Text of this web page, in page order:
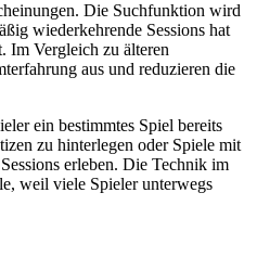
Die Suchfunktion wird
wiederkehrende Sessions hat
Im Vergleich zu älteren
aus und reduzieren die
ein bestimmtes Spiel bereits
zu hinterlegen oder Spiele mit
erleben. Die Technik im
weil viele Spieler unterwegs